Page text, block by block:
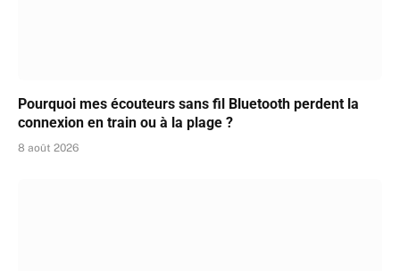
Pourquoi mes écouteurs sans fil Bluetooth perdent la
connexion en train ou à la plage ?
8 août 2026